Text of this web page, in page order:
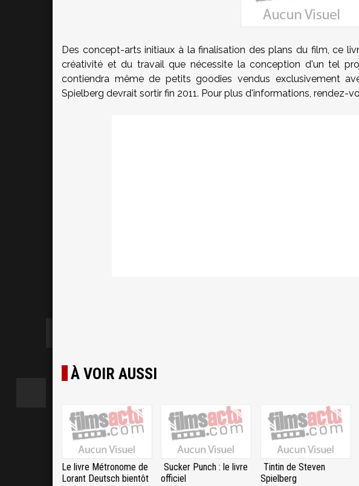
Des concept-arts initiaux à la finalisation des plans du film, ce
créativité et du travail que nécessite la conception d'un tel
contiendra même de petits goodies vendus exclusivement
Spielberg devrait sortir fin 2011. Pour plus d'informations, rendez-
À VOIR AUSSI
Le livre Métronome de
Lorant Deutsch bientôt
Sucker Punch : le livre
officiel
Tintin de Steven
Spielberg